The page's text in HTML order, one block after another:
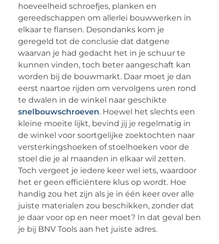
hoeveelheid schroefjes, planken en
gereedschappen om allerlei bouwwerken in
elkaar te flansen. Desondanks kom je
geregeld tot de conclusie dat datgene
waarvan je had gedacht het in je schuur te
kunnen vinden, toch beter aangeschaft kan
worden bij de bouwmarkt. Daar moet je dan
eerst naartoe rijden om vervolgens uren rond
te dwalen in de winkel naar geschikte
snelbouwschroeven. Hoewel het slechts een
kleine moeite lijkt, bevind jij je regelmatig in
de winkel voor soortgelijke zoektochten naar
versterkingshoeken of stoelhoeken voor de
stoel die je al maanden in elkaar wil zetten.
Toch vergeet je iedere keer wel iets, waardoor
het er geen efficiëntere klus op wordt. Hoe
handig zou het zijn als je in één keer over alle
juiste materialen zou beschikken, zonder dat
je daar voor op en neer moet? In dat geval ben
je bij BNV Tools aan het juiste adres.